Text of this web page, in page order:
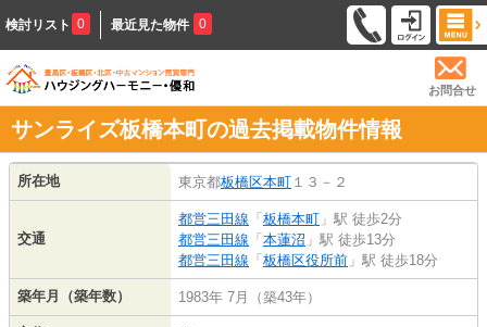
検討リスト 0 最近見た物件 0
お問合せ
サンライズ板橋本町の過去掲載物件情報
所在地 東京都板橋区本町 １３－２
交通
都営三田線 「 板橋本町 」駅 徒歩2分
都営三田線 「 本蓮沼 」駅 徒歩13分
都営三田線 「 板橋区役所前 」駅 徒歩18分
築年月（築年数） 1983年 7月（築43年）